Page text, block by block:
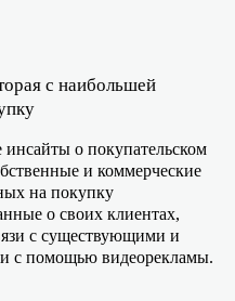
с наибольшей
о покупательском
и коммерческие
на покупку
о своих клиентах,
с существующими и
с помощью видеорекламы.